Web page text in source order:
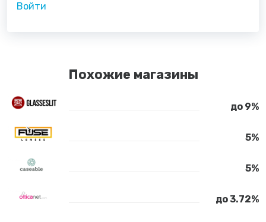
Войти
Похожие магазины
до 9%
5%
5%
до 3.72%